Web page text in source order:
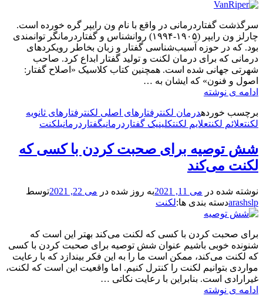
سرگذشت گفتاردرمانی در واقع با نام ون رایپر گره خورده است.
چارلز ون رایپر (۱۹۰۵-۱۹۹۴) روانشناس و گفتاردرمانگر توانمندی
بود. که در حوزه آسیب‌شناسی گفتار و زبان بخاطر رویکردهای
درمانی که برای درمان لکنت و تولید گفتار ابداع کرد. صاحب
شهرتی جهانی شده است. همچنین کتاب کلاسیک «اصلاح گفتار:
اصول و فنون» که ایشان به …
ادامه ی نوشته
و
لکنت
بهم
گره
خورده
برچسب‌ خوردهدرمان لکنترفتارهای اصلی لکنترفتارهای ثانویه
لکنتعلائم لکنتعلایم لکنتکلینیک گفتاردرمانیگفتاردرمانیلکنت
شش توصیه برای صحبت کردن با کسی که
لکنت می‌کند
نوشته شده در می 11, 2021 به روز شده در می 22, 2021
توسط
arashslpدسته بندی ها:لکنت
برای صحبت کردن با کسی که لکنت می‌کند بهتر این است که
شنونده خوبی باشیم عنوان شش توصیه برای صحبت کردن با کسی
که لکنت می‌کند، ممکن است ما را به این فکر بیندازد که با رعایت
مواردی بتوانیم لکنت را کنترل کنیم. اما واقعیت این است که لکنت،
غیرارادی است. بنابراین با رعایت نکاتی …
ادامه ی نوشته